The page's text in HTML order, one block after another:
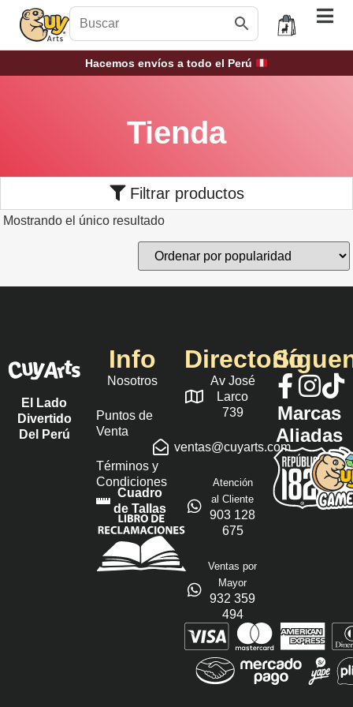
Hacemos envíos a todo el Perú
Tienda
Filtrar productos
Mostrando el único resultado
El Lado
Divertido
Del Perú
Info
Nosotros
Puntos de
Venta
Términos y
Condiciones
Cuadro
de Tallas
Directorio
Av José
Larco
739
ventas@cuyarts.com
Atención
al Cliente
903 128
675
Ventas por
Mayor
932 359
494
Marcas
Aliadas